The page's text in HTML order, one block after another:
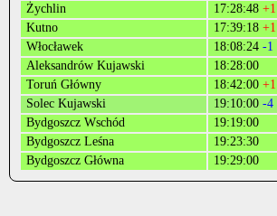
Żychlin
17:28:48 +1
Kutno
17:39:18 +1
Włocławek
18:08:24 -1
Aleksandrów Kujawski
18:28:00
Toruń Główny
18:42:00 +1
Solec Kujawski
19:10:00 -4
Bydgoszcz Wschód
19:19:00
Bydgoszcz Leśna
19:23:30
Bydgoszcz Główna
19:29:00